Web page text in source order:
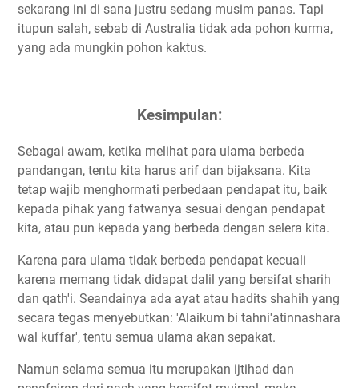
sekarang ini di sana justru sedang musim panas. Tapi
itupun salah, sebab di Australia tidak ada pohon kurma,
yang ada mungkin pohon kaktus.
Kesimpulan:
Sebagai awam, ketika melihat para ulama berbeda
pandangan, tentu kita harus arif dan bijaksana. Kita
tetap wajib menghormati perbedaan pendapat itu, baik
kepada pihak yang fatwanya sesuai dengan pendapat
kita, atau pun kepada yang berbeda dengan selera kita.
Karena para ulama tidak berbeda pendapat kecuali
karena memang tidak didapat dalil yang bersifat sharih
dan qath'i. Seandainya ada ayat atau hadits shahih yang
secara tegas menyebutkan: 'Alaikum bi tahni'atinnashara
wal kuffar', tentu semua ulama akan sepakat.
Namun selama semua itu merupakan ijtihad dan